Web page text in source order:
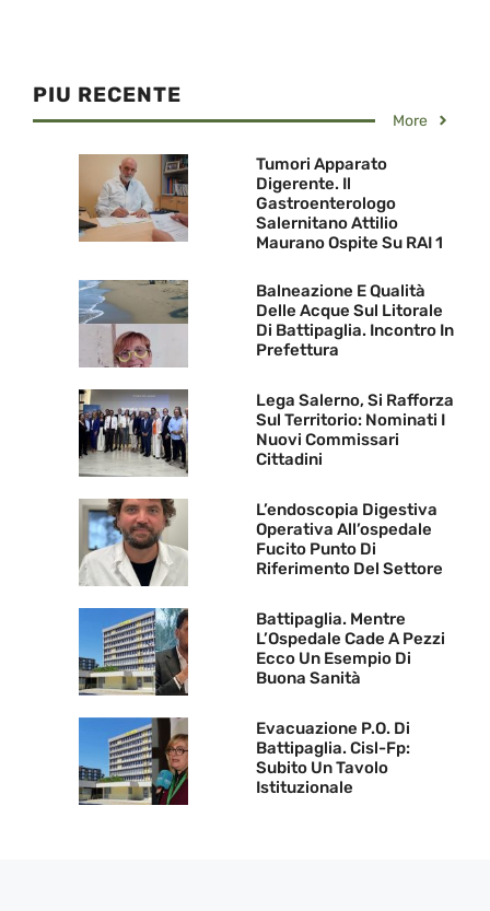
PIU RECENTE
More
Tumori Apparato
Digerente. Il
Gastroenterologo
Salernitano Attilio
Maurano Ospite Su RAI 1
Balneazione E Qualità
Delle Acque Sul Litorale
Di Battipaglia. Incontro In
Prefettura
Lega Salerno, Si Rafforza
Sul Territorio: Nominati I
Nuovi Commissari
Cittadini
L’endoscopia Digestiva
Operativa All’ospedale
Fucito Punto Di
Riferimento Del Settore
Battipaglia. Mentre
L’Ospedale Cade A Pezzi
Ecco Un Esempio Di
Buona Sanità
Evacuazione P.O. Di
Battipaglia. Cisl-Fp:
Subito Un Tavolo
Istituzionale